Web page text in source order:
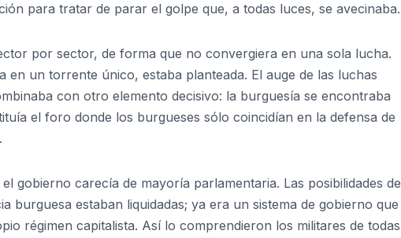
para tratar de parar el golpe que, a todas luces, se avecinaba.
por sector, de forma que no convergiera en una sola lucha.
en un torrente único, estaba planteada. El auge de las luchas
con otro elemento decisivo: la burguesía se encontraba
el foro donde los burgueses sólo coincidían en la defensa de
gobierno carecía de mayoría parlamentaria. Las posibilidades de
burguesa estaban liquidadas; ya era un sistema de gobierno que
régimen capitalista. Así lo comprendieron los militares de todas